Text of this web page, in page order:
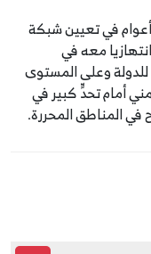
وكان تنظيم الإخوان الإرهابي عمل طيلة 8 أعوام في تعيين شبكة
معه في
وعلى المستوى
أمام تحدٍّ كبير في
في المناطق المحررة.